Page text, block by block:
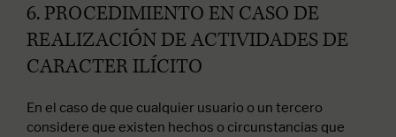
6. PROCEDIMIENTO EN CASO DE
REALIZACIÓN DE ACTIVIDADES DE
CARACTER ILÍCITO
En el caso de que cualquier usuario o un tercero
considere que existen hechos o circunstancias que